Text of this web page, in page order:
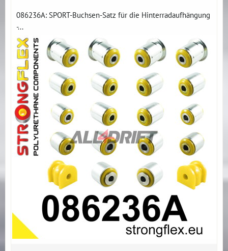
086236A: SPORT-Buchsen-Satz für die Hinterradaufhängung
-...